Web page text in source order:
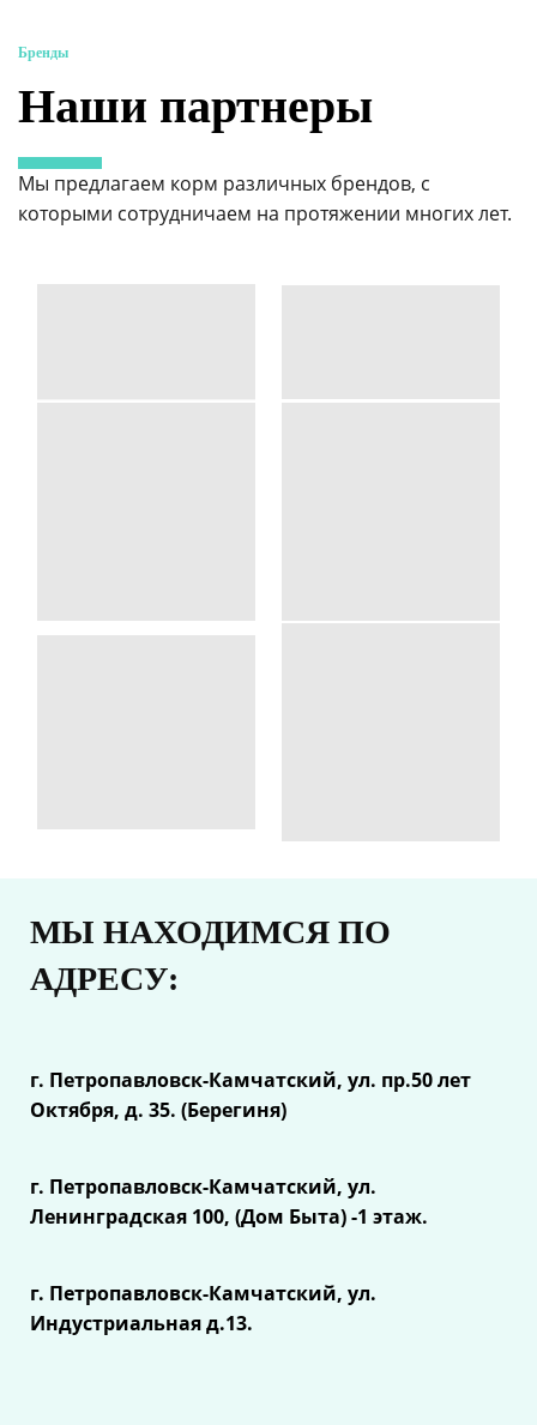
Бренды
Наши партнеры
Мы предлагаем корм различных брендов, с
которыми сотрудничаем на протяжении многих лет.
МЫ НАХОДИМСЯ ПО
АДРЕСУ:
г. Петропавловск-Камчатский, ул. пр.50 лет
Октября, д. 35. (Берегиня)
г. Петропавловск-Камчатский, ул.
Ленинградская 100, (Дом Быта) -1 этаж.
г. Петропавловск-Камчатский, ул.
Индустриальная д.13.